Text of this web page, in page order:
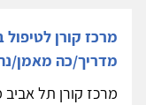
מרכז קורן
מדריך/כה מאמן/
מרכז קורן תל אביב